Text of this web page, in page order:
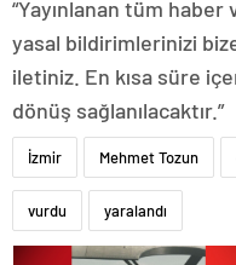
“Yayınlanan tüm
yasal bildirimlerinizi
iletiniz. En kısa süre
dönüş sağlanılacaktır.”
İzmir Mehmet Tozun
vurdu yaralandı